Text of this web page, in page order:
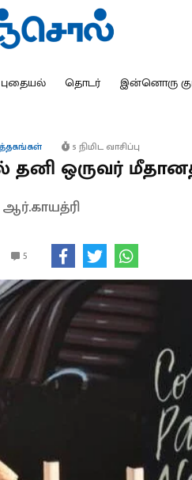
புதையல் தொடர் இன்னொரு
5 நிமிட வாசிப்பு
தனி ஒருவர்
ஆர்.காயத்ரி
5